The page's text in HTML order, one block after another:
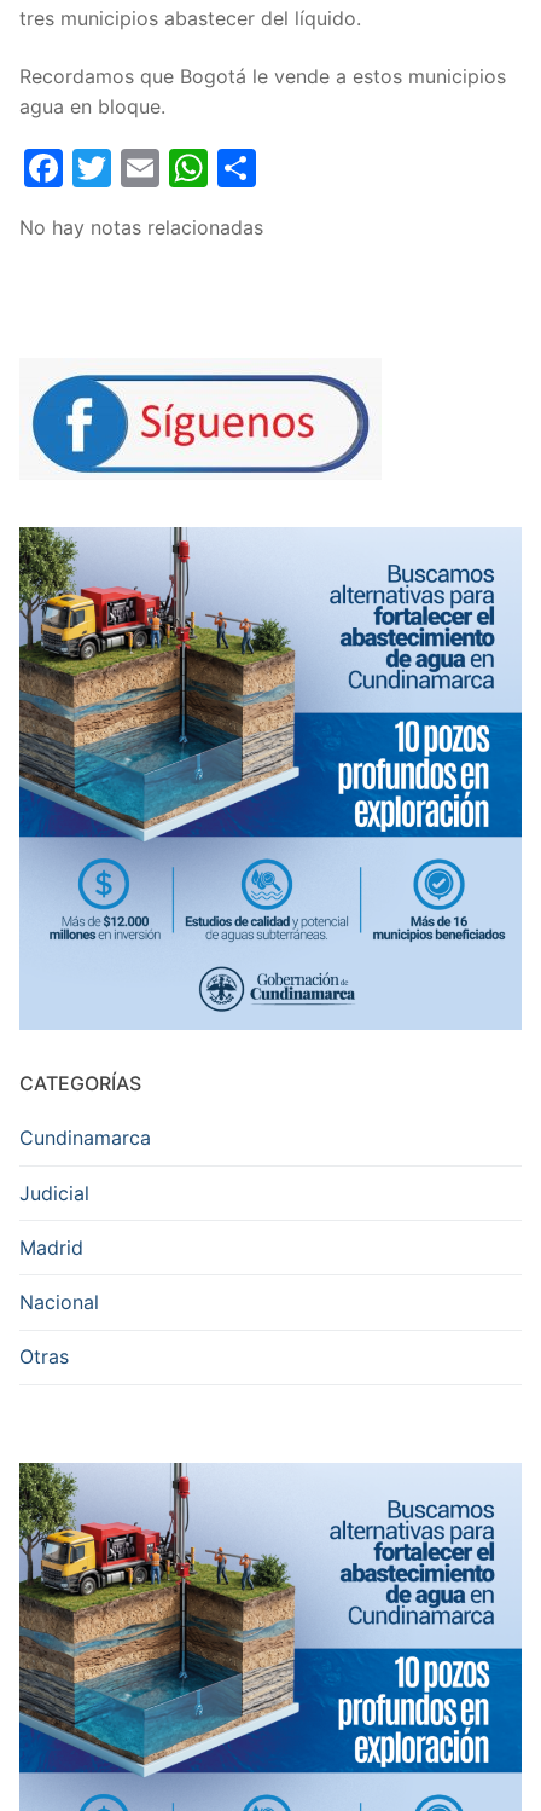
tres municipios abastecer del líquido.
Recordamos que Bogotá le vende a estos municipios
agua en bloque.
Facebook
Twitter
EmailWhatsApp
No hay notas relacionadas
CATEGORÍAS
Cundinamarca
Judicial
Madrid
Nacional
Otras